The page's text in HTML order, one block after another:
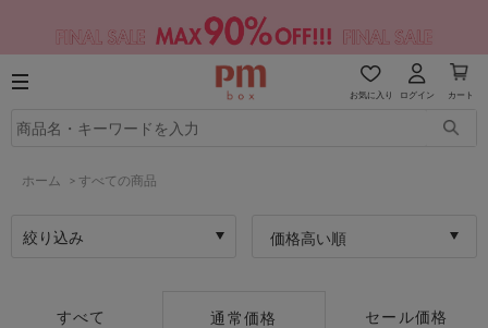
お気に入り ログイン カート
ホーム > すべての商品
絞り込み 価格高い順
すべて 通常価格 セール価格